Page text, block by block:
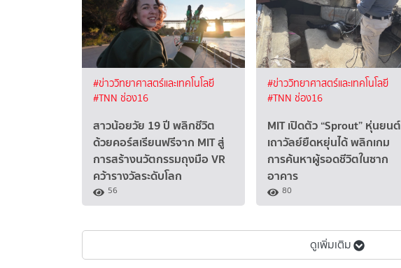
#ข่าววิทยาศาสตร์และเทคโนโลยี
#TNN ช่อง16
สาวน้อยวัย 19 ปี พลิกชีวิต
ด้วยคอร์สเรียนฟรีจาก MIT สู่
การสร้างนวัตกรรมถุงมือ VR
คว้ารางวัลระดับโลก
56
#ข่าววิทยาศาสตร์และเทคโนโลยี
#TNN ช่อง16
MIT เปิดตัว “Sprout” หุ่นยนต์
เถาวัลย์ยืดหยุ่นได้ พลิกเกม
การค้นหาผู้รอดชีวิตในซาก
อาคาร
80
ดูเพิ่มเติม